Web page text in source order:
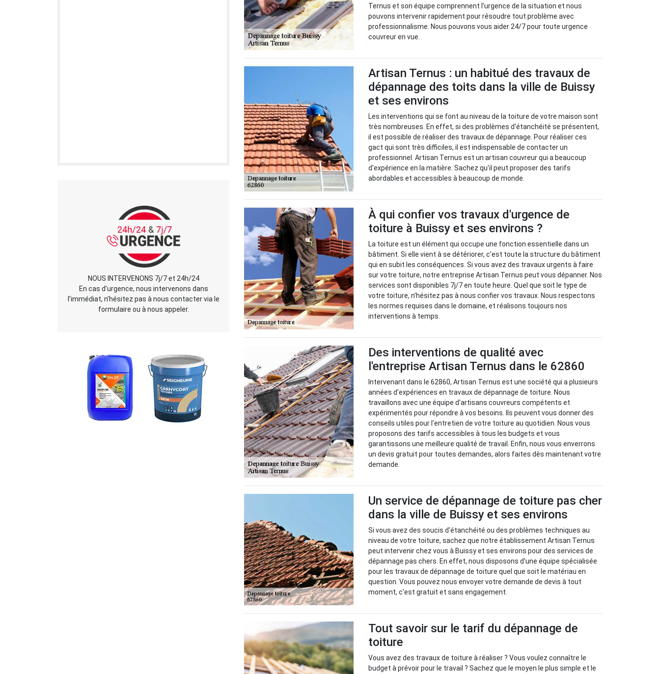
NOUS INTERVENONS 7j/7 et 24h/24
En cas d’urgence, nous intervenons dans
l’immédiat, n’hésitez pas à nous contacter via le
formulaire ou à nous appeler.
Ternus et son équipe comprennent l’urgence de la situation et nous
pouvons intervenir rapidement pour résoudre tout problème avec
professionnalisme. Nous pouvons vous aider 24/7 pour toute urgence
couvreur en vue.
Artisan Ternus : un habitué des travaux de
dépannage des toits dans la ville de Buissy
et ses environs
Les interventions qui se font au niveau de la toiture de votre maison sont
très nombreuses. En effet, si des problèmes d'étanchéité se présentent,
il est possible de réaliser des travaux de dépannage. Pour réaliser ces
gact qui sont très difficiles, il est indispensable de contacter un
professionnel. Artisan Ternus est un artisan couvreur qui a beaucoup
d'expérience en la matière. Sachez qu'il peut proposer des tarifs
abordables et accessibles à beaucoup de monde.
À qui confier vos travaux d'urgence de
toiture à Buissy et ses environs ?
La toiture est un élément qui occupe une fonction essentielle dans un
bâtiment. Si elle vient à se détériorer, c'est toute la structure du bâtiment
qui en subit les conséquences. Si vous avez des travaux urgents à faire
sur votre toiture, notre entreprise Artisan Ternus peut vous dépanner. Nos
services sont disponibles 7j/7 en toute heure. Quel que soit le type de
votre toiture, n'hésitez pas à nous confier vos travaux. Nous respectons
les normes requises dans le domaine, et réalisons toujours nos
interventions à temps.
Des interventions de qualité avec
l'entreprise Artisan Ternus dans le 62860
Intervenant dans le 62860, Artisan Ternus est une société qui a plusieurs
années d'expériences en travaux de dépannage de toiture. Nous
travaillons avec une équipe d'artisans couvreurs compétents et
expérimentés pour répondre à vos besoins. Ils peuvent vous donner des
conseils utiles pour l'entretien de votre toiture au quotidien. Nous vous
proposons des tarifs accessibles à tous les budgets et vous
garantissons une meilleure qualité de travail. Enfin, nous vous enverrons
un devis gratuit pour toutes demandes, alors faites dès maintenant votre
demande.
Un service de dépannage de toiture pas cher
dans la ville de Buissy et ses environs
Si vous avez des soucis d'étanchéité ou des problèmes techniques au
niveau de votre toiture, sachez que notre établissement Artisan Ternus
peut intervenir chez vous à Buissy et ses environs pour des services de
dépannage pas chers. En effet, nous disposons d'une équipe spécialisée
pour les travaux de dépannage de toiture quel que soit le matériau en
question. Vous pouvez nous envoyer votre demande de devis à tout
moment, c'est gratuit et sans engagement.
Tout savoir sur le tarif du dépannage de
toiture
Vous avez des travaux de toiture à réaliser ? Vous voulez connaître le
budget à prévoir pour le travail ? Sachez que le moyen le plus simple et le